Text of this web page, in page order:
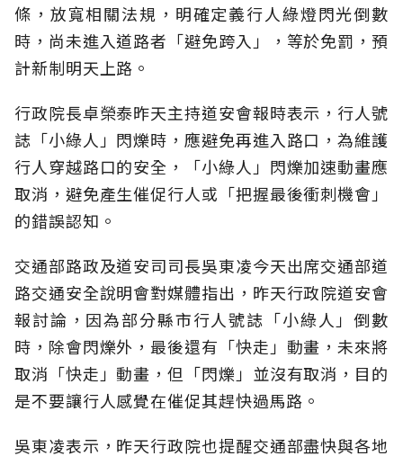
條，放寬相關法規，明確定義行人綠燈閃光倒數
時，尚未進入道路者「避免跨入」，等於免罰，預
計新制明天上路。
行政院長卓榮泰昨天主持道安會報時表示，行人號
誌「小綠人」閃爍時，應避免再進入路口，為維護
行人穿越路口的安全，「小綠人」閃爍加速動畫應
取消，避免產生催促行人或「把握最後衝刺機會」
的錯誤認知。
交通部路政及道安司司長吳東凌今天出席交通部道
路交通安全說明會對媒體指出，昨天行政院道安會
報討論，因為部分縣市行人號誌「小綠人」倒數
時，除會閃爍外，最後還有「快走」動畫，未來將
取消「快走」動畫，但「閃爍」並沒有取消，目的
是不要讓行人感覺在催促其趕快過馬路。
吳東凌表示，昨天行政院也提醒交通部盡快與各地